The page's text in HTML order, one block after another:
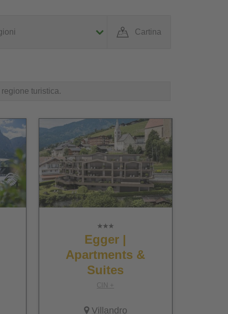
Cartina
turistica.
Egger |
Apartments &
Suites
CIN +
Villandro